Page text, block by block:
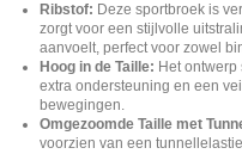
Ribstof: Deze sportbroek is
zorgt voor een stijlvolle
aanvoelt, perfect voor zowel
Hoog in de Taille: Het
extra ondersteuning en een
bewegingen.
Omgezoomde Taille met
voorzien van een